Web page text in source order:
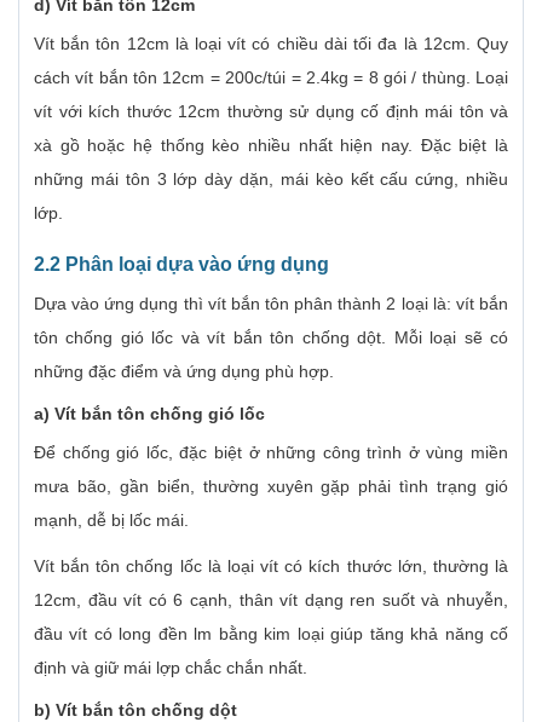
d) Vít bắn tôn 12cm
Vít bắn tôn 12cm là loại vít có chiều dài tối đa là 12cm. Quy
cách vít bắn tôn 12cm = 200c/túi = 2.4kg = 8 gói / thùng. Loại
vít với kích thước 12cm thường sử dụng cố định mái tôn và
xà gồ hoặc hệ thống kèo nhiều nhất hiện nay. Đặc biệt là
những mái tôn 3 lớp dày dặn, mái kèo kết cấu cứng, nhiều
lớp.
2.2 Phân loại dựa vào ứng dụng
Dựa vào ứng dụng thì vít bắn tôn phân thành 2 loại là: vít bắn
tôn chống gió lốc và vít bắn tôn chống dột. Mỗi loại sẽ có
những đặc điểm và ứng dụng phù hợp.
a) Vít bắn tôn chống gió lốc
Để chống gió lốc, đặc biệt ở những công trình ở vùng miền
mưa bão, gần biển, thường xuyên gặp phải tình trạng gió
mạnh, dễ bị lốc mái.
Vít bắn tôn chống lốc là loại vít có kích thước lớn, thường là
12cm, đầu vít có 6 cạnh, thân vít dạng ren suốt và nhuyễn,
đầu vít có long đền lm bằng kim loại giúp tăng khả năng cố
định và giữ mái lợp chắc chắn nhất.
b) Vít bắn tôn chống dột